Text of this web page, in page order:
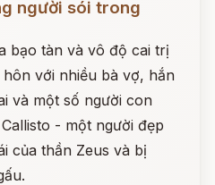
người sói trong
bạo tàn và vô độ cai trị
với nhiều bà vợ, hắn
và một số người con
- một người đẹp
của thần Zeus và bị